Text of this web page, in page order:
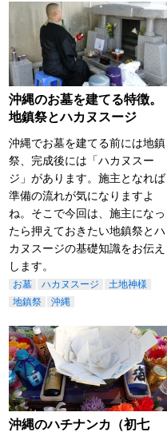
沖縄のお墓を建てる特徴。
地鎮祭とハカヌスージ
沖縄でお墓を建てる前には地鎮
祭、完成後には「ハカヌスー
ジ」があります。施主となれば
準備の流れが気になりますよ
ね。そこで今回は、施主になっ
たら押えておきたい地鎮祭とハ
カヌスージの基礎知識をお伝え
します。
お墓 ハカヌスージ
土地神様
地鎮祭
沖縄
沖縄のハチナンカ（初七